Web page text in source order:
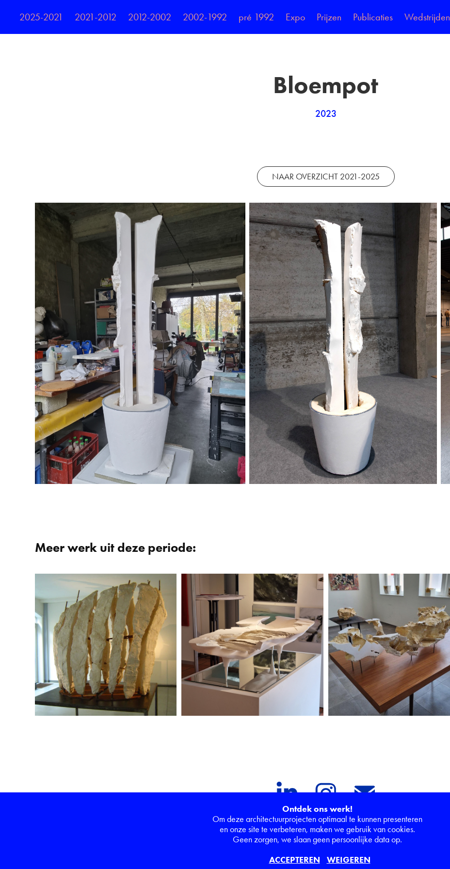
2025-2021 2021-2012 2012-2002 2002-1992 pré 1992 Expo Prijzen Publicaties Wedstrijden
Bloempot
2023
NAAR OVERZICHT 2021-2025
Meer werk uit deze periode:
Werken Tentoonstelling
WIT
2022
De Wijsheid 02
2022
Periode 2025-2021
Spaceo 3 delen
2023
Periode 2025-2021
- BTW (BE) 0599.759.710 - roland.decorte@skynet.be - T. +32 56 70 42 50 -
Ontdek ons werk!
Om deze architectuurprojecten optimaal te kunnen presenteren
en onze site te verbeteren, maken we gebruik van cookies.
Geen zorgen, we slaan geen persoonlijke data op.
ACCEPTEREN
WEIGEREN